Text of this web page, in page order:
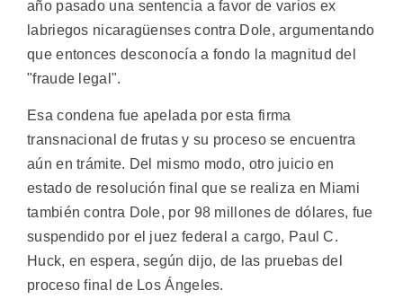
año pasado una sentencia a favor de varios ex
labriegos nicaragüenses contra Dole, argumentando
que entonces desconocía a fondo la magnitud del
"fraude legal".
Esa condena fue apelada por esta firma
transnacional de frutas y su proceso se encuentra
aún en trámite. Del mismo modo, otro juicio en
estado de resolución final que se realiza en Miami
también contra Dole, por 98 millones de dólares, fue
suspendido por el juez federal a cargo, Paul C.
Huck, en espera, según dijo, de las pruebas del
proceso final de Los Ángeles.